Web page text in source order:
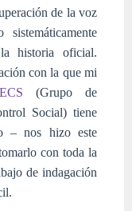
de la voz
historia oficial.
con la que mi
(Grupo de
Social) tiene
– nos hizo este
con toda la
de indagación